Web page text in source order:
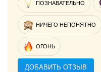
ПОЗНАВАТЕЛЬНО
НИЧЕГО НЕПОНЯТНО
ОГОНЬ
ДОБАВИТЬ ОТЗЫВ